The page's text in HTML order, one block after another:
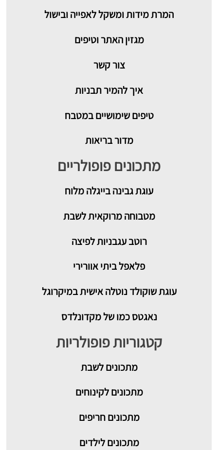
המרת מידות ומשקל לאפייה ובישול
מגזין האתר וטיפים
צור קשר
איך להמיר תבניות
טיפים שימושיים במטבח
מדור בריאות
מתכונים פופולריים
עוגת גבינה בייגלה מלוח
מטבוחה מרוקאית לשבת
רוטב עגבניות לפיצה
פלאפל ביתי אוורירי
עוגת שוקולד נוטלה אישית במיקרוגל
נאגטס כמו של מקדונלדס
קטגוריות פופולריות
מתכוניםלשבת
מתכונים לקינוחים
מתכונים חריפים
מתכונים לילדים